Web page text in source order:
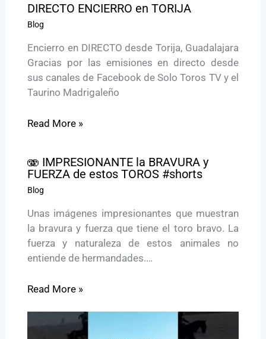
DIRECTO ENCIERRO en TORIJA
Blog
Encierro en DIRECTO desde Torija, Guadalajara
Gracias por las emisiones en directo desde
sus canales de Facebook de Solo Toros TV y el
Taurino Madrigaleño
Read More »
🫨 IMPRESIONANTE la BRAVURA y
FUERZA de estos TOROS #shorts
Blog
Unas imágenes impresionantes que muestran
la bravura y fuerza que tiene el toro bravo. La
fuerza y naturaleza de estos animales no
entiende de hermandades.…
Read More »